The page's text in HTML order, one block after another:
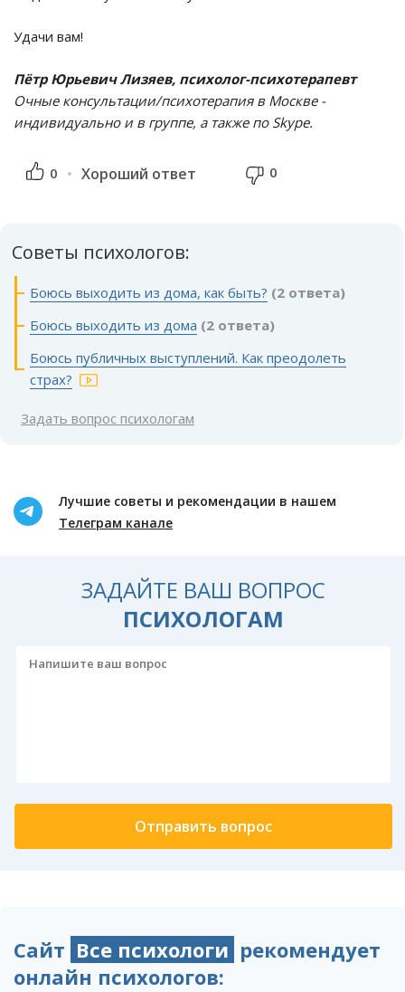
Удачи вам!
Пётр Юрьевич Лизяев, психолог-психотерапевт
Очные консультации/психотерапия в Москве -
индивидуально и в группе, а также по Skype.
0 Хороший ответ 0
Советы психологов:
Боюсь выходить из дома, как быть? (2 ответа)
Боюсь выходить из дома (2 ответа)
Боюсь публичных выступлений. Как преодолеть
страх?
Задать вопрос психологам
Лучшие советы и рекомендации в нашем
Телеграм канале
ЗАДАЙТЕ ВАШ ВОПРОС
ПСИХОЛОГАМ
Сайт Все психологи рекомендует
онлайн психологов: